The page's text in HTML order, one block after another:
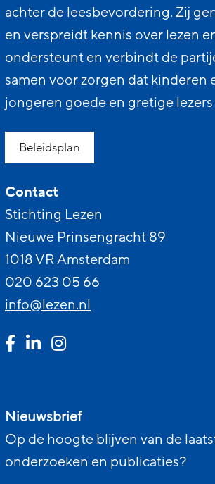
achter de leesbevordering. Zij
en verspreidt kennis over lezen
ondersteunt en verbindt de
samen voor zorgen dat kinderen
jongeren goede en gretige
Beleidsplan
Contact
Stichting Lezen
Nieuwe Prinsengracht 89
1018 VR Amsterdam
020 623 05 66
info@lezen.nl
Nieuwsbrief
Op de hoogte blijven van de
onderzoeken en publicaties?